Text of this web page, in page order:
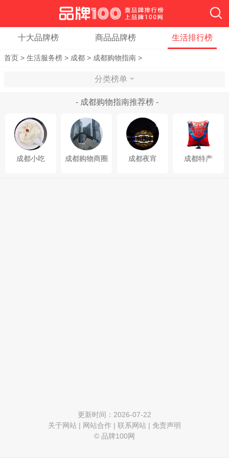
十大品牌榜 商品品牌榜 生活排行榜
首页 > 生活服务榜 > 成都 > 成都购物指南 >
分类榜单
- 成都购物指南推荐榜 -
成都小吃 成都购物商圈 成都夜宵 成都特产
更新时间：2026-07-22
关于网站
网站合作 联系网站
免责声明
© 品牌100网